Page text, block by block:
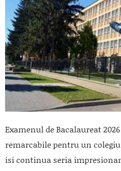
Examenul de Bacalaureat
remarcabile pentru un
isi continua seria